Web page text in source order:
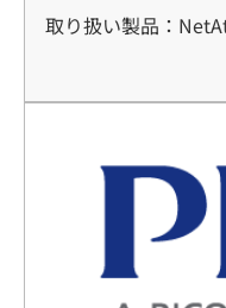
取り扱い製品：